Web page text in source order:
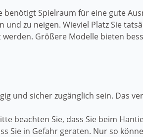
Spielraum für eine gute
und zu neigen. Wieviel Platz Sie
Größere Modelle bieten
und sicher zugänglich sein. Das
beachten Sie, dass Sie beim
Sie in Gefahr geraten. Nur so